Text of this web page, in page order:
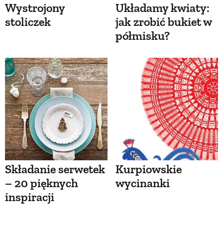
Wystrojony
stoliczek
Układamy kwiaty:
jak zrobić bukiet w
półmisku?
Składanie serwetek
– 20 pięknych
inspiracji
Kurpiowskie
wycinanki